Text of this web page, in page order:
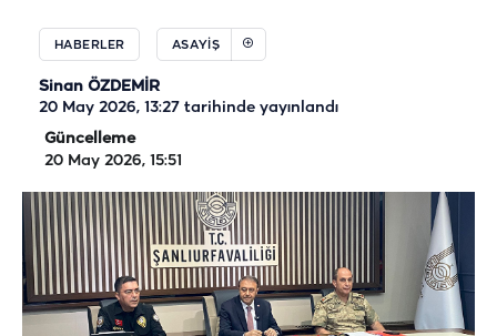
HABERLER ASAYIŞ
Sinan ÖZDEMİR
20 May 2026, 13:27 tarihinde yayınlandı
Güncelleme
20 May 2026, 15:51